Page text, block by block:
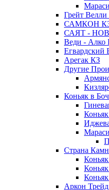
Грейт
САМКОН
САЯТ -
Веди - Алко
Егвардский
Арегак КЗ
Другие
Коньяк в
Мараси
Страна
Аркон Трейд